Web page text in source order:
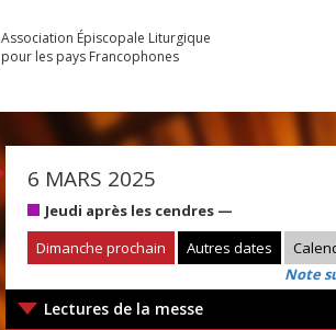
Association Épiscopale Liturgique
pour les pays Francophones
6 MARS 2025
Jeudi après les cendres —
Dimanche prochain
Autres dates
Note
Lectures de la messe